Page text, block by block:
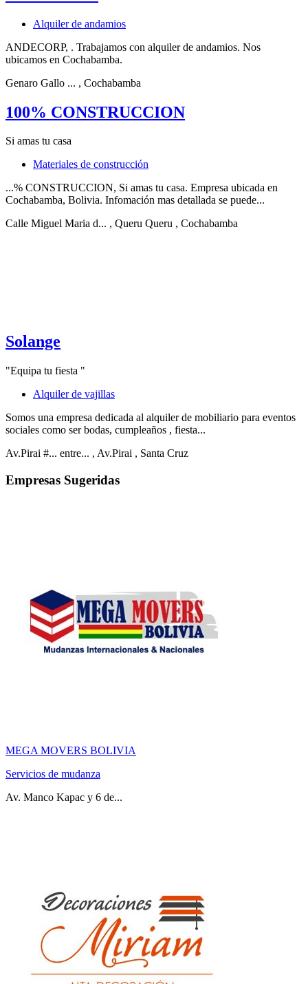
Alquiler de andamios
ANDECORP, . Trabajamos con alquiler de andamios. Nos
ubicamos en Cochabamba.
Genaro Gallo ... , Cochabamba
100% CONSTRUCCION
Si amas tu casa
Materiales de construcción
...% CONSTRUCCION, Si amas tu casa. Empresa ubicada en
Cochabamba, Bolivia. Infomación mas detallada se puede...
Calle Miguel Maria d... , Queru Queru , Cochabamba
Solange
"Equipa tu fiesta "
Alquiler de vajillas
Somos una empresa dedicada al alquiler de mobiliario para eventos
sociales como ser bodas, cumpleaños , fiesta...
Av.Pirai #... entre... , Av.Pirai , Santa Cruz
Empresas Sugeridas
MEGA MOVERS BOLIVIA
Servicios de mudanza
Av. Manco Kapac y 6 de...